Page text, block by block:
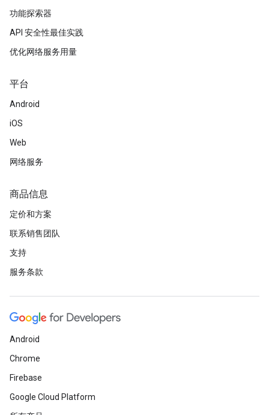
功能探索器
API 安全性最佳实践
优化网络服务用量
平台
Android
iOS
Web
网络服务
商品信息
定价和方案
联系销售团队
支持
服务条款
Android
Chrome
Firebase
Google Cloud Platform